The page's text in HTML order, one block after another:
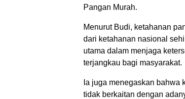
Pangan Murah.
Menurut Budi, ketahanan
dari ketahanan nasional
utama dalam menjaga
terjangkau bagi masyarakat.
Ia juga menegaskan bahwa
tidak berkaitan dengan